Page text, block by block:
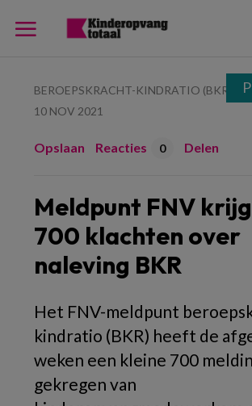
BEROEPSKRACHT-KINDRATIO (BKR)
10 NOV 2021
Opslaan Reacties 0 Delen
Meldpunt FNV
700 klachten over
naleving BKR
Het FNV-meldpunt
kindratio (BKR) heeft de
weken een kleine 700
gekregen van